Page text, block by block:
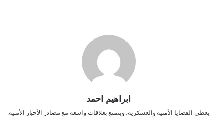
ابراهيم احمد
يغطي القضايا الأمنية والعسكرية، ويتمتع بعلاقات واسعة مع مصادر الأخبار الأمنية.